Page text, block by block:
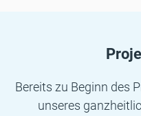
Bereits zu Beginn des
unseres